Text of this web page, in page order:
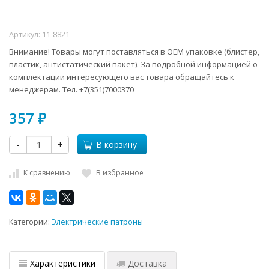
Артикул: 11-8821
Внимание! Товары могут поставляться в ОЕМ упаковке (блистер,
пластик, антистатический пакет). За подробной информацией о
комплектации интересующего вас товара обращайтесь к
менеджерам. Тел. +7(351)7000370
357 ₽
- + В корзину
К сравнению В избранное
Категории: Электрические патроны
Характеристики Доставка